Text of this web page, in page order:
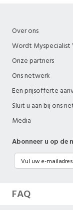
Over ons
Wordt Myspecialist
Onze partners
Ons netwerk
Een prijsofferte
Sluit u aan bij ons
Media
Abonneer u op de
FAQ